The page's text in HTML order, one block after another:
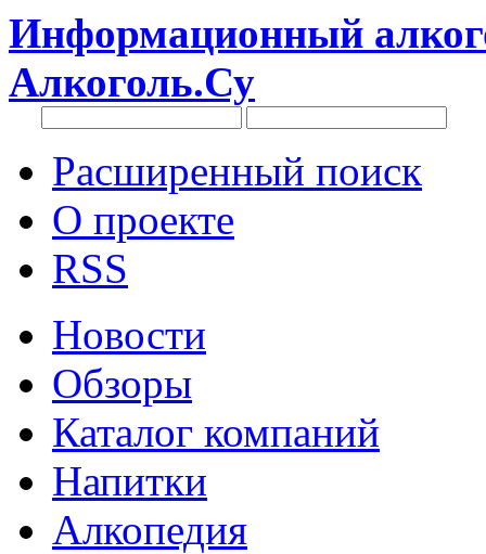
Информационный
Алкоголь.Су
Расширенный поиск
О проекте
RSS
Новости
Обзоры
Каталог компаний
Напитки
Алкопедия